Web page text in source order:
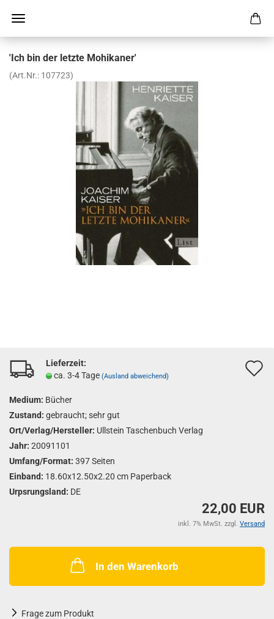
'Ich bin der letz­te Mo­hi­ka­ner'
(Art.Nr.: 107723)
Lieferzeit:
ca. 3-4 Tage (Ausland abweichend)
Medium: Bücher
Zustand: gebraucht; sehr gut
Ort/Verlag/Hersteller: Ullstein Taschenbuch Verlag
Jahr: 20091101
Umfang/Format: 397 Seiten
Einband: 18.60x12.50x2.20 cm Paperback
Urpsrungsland: DE
22,00 EUR
inkl. 7% MwSt. zzgl. Versand
In den Warenkorb
Frage zum Produkt